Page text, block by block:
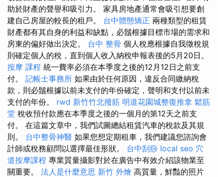
助於財產的聲譽和吸引力。 家具房地產通常會吸引想要創
建自己房屋的較長的租戶。 台中體態矯正 兩種類型的租賃
財產都有其自身的利益和缺點，必鬚根據目標市場的需求和
房東的偏好做出決定。 台中 整骨 個人稅應根據自我徵稅規
則確定個人的稅，直到個人收入納稅申報表後的5月20日。
按摩 課程 統一費率必須在本季度之後的12月12日之前支
付。 記帳士事務所 如果由於任何原因，違反合同繳納稅
款，則必鬚根據以前未支付的年份確定，聲明和支付以前未
支付的年份。 rwd 新竹竹北撥筋 明道花園城整復推拿 鬆筋
堂 稅收預付款應在本季度之後的一個月的第12天之前支
付。 在這篇文章中，我們試圖總結租賃汽車的稅款及其規
則。 台中整骨神醫 如果您想定期租車，我們建議您諮詢會
計師或稅務顧問以選擇最佳形狀。 台中刮痧 local seo 穴
道按摩課程 專業質量攝影對於在廣告中有效介紹該物業至
關重要。 法人是什麼意思 新竹 外燴 高質量，鮮豔的照片